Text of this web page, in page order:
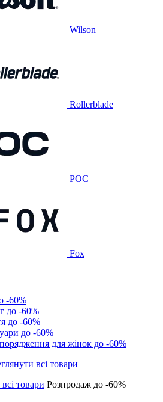
Wilson
Rollerblade
POC
Fox
-60%
до -60%
до -60%
до -60%
для жінок до -60%
товари Розпродаж до -60%